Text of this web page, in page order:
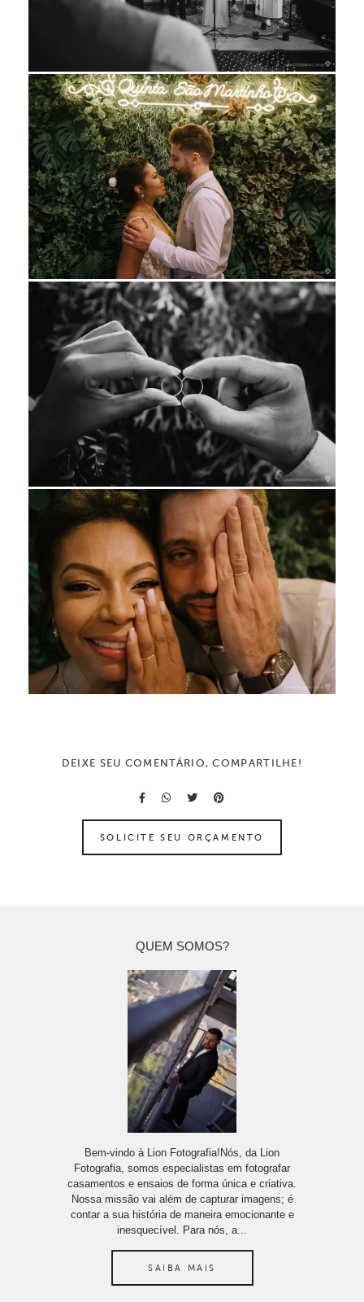
DEIXE SEU COMENTÁRIO, COMPARTILHE!
SOLICITE SEU ORÇAMENTO
QUEM SOMOS?
Bem-vindo à Lion Fotografia!Nós, da Lion
Fotografia, somos especialistas em fotografar
casamentos e ensaios de forma única e criativa.
Nossa missão vai além de capturar imagens; é
contar a sua história de maneira emocionante e
inesquecível. Para nós, a...
SAIBA MAIS